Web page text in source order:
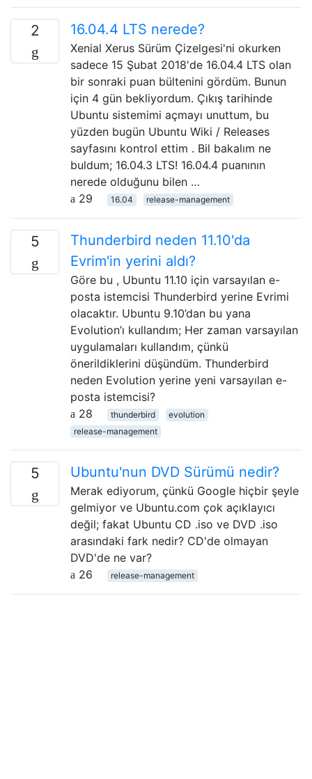
2 16.04.4 LTS nerede?
Xenial Xerus Sürüm Çizelgesi'ni okurken
sadece 15 Şubat 2018'de 16.04.4 LTS olan
bir sonraki puan bültenini gördüm. Bunun
için 4 gün bekliyordum. Çıkış tarihinde
Ubuntu sistemimi açmayı unuttum, bu
yüzden bugün Ubuntu Wiki / Releases
sayfasını kontrol ettim . Bil bakalım ne
buldum; 16.04.3 LTS! 16.04.4 puanının
nerede olduğunu bilen …
29
16.04 release-management
5
Thunderbird neden 11.10'da
Evrim'in yerini aldı?
Göre bu , Ubuntu 11.10 için varsayılan e-
posta istemcisi Thunderbird yerine Evrimi
olacaktır. Ubuntu 9.10’dan bu yana
Evolution’ı kullandım; Her zaman varsayılan
uygulamaları kullandım, çünkü
önerildiklerini düşündüm. Thunderbird
neden Evolution yerine yeni varsayılan e-
posta istemcisi?
28
thunderbird
evolution
release-management
5 Ubuntu'nun DVD Sürümü nedir?
Merak ediyorum, çünkü Google hiçbir şeyle
gelmiyor ve Ubuntu.com çok açıklayıcı
değil; fakat Ubuntu CD .iso ve DVD .iso
arasındaki fark nedir? CD'de olmayan
DVD'de ne var?
26
release-management